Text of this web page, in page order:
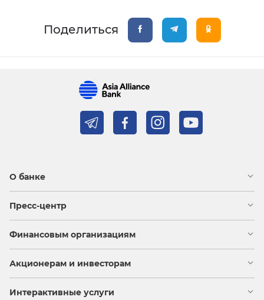
Поделиться
О банке
Пресс-центр
Финансовым организациям
Акционерам и инвесторам
Интерактивные услуги